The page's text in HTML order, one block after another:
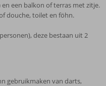
een balkon of terras met zitje.
douche, toilet en föhn.
deze bestaan uit 2
gebruikmaken van darts,